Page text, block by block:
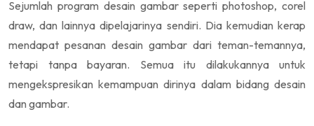
Sejumlah program desain gambar seperti photoshop, corel
draw, dan lainnya dipelajarinya sendiri. Dia kemudian kerap
mendapat pesanan desain gambar dari teman-temannya,
tetapi tanpa bayaran. Semua itu dilakukannya untuk
mengekspresikan kemampuan dirinya dalam bidang desain
dan gambar.